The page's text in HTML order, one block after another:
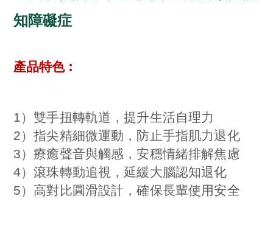
知障礙症
產品特色 :
1）雙手扭轉軌道，提升生活自理力
2）指尖精細微運動，防止手指肌力退化
3）療癒聲音與觸感，安穩情緒排解焦慮
4）滾珠轉動追視，延緩大腦認知退化
5）高對比圓滑設計，確保長輩使用安全